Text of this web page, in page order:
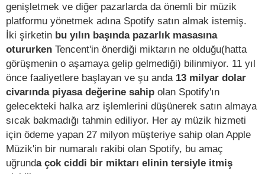
genişletmek ve diğer pazarlarda da önemli bir müzik
platformu yönetmek adına Spotify satın almak istemiş.
İki şirketin bu yılın başında pazarlık masasına
otururken Tencent'in önerdiği miktarın ne olduğu(hatta
görüşmenin o aşamaya gelip gelmediği) bilinmiyor. 11 yıl
önce faaliyetlere başlayan ve şu anda 13 milyar dolar
civarında piyasa değerine sahip olan Spotify'ın
gelecekteki halka arz işlemlerini düşünerek satın almaya
sıcak bakmadığı tahmin ediliyor. Her ay müzik hizmeti
için ödeme yapan 27 milyon müşteriye sahip olan Apple
Müzik'in bir numaralı rakibi olan Spotify, bu amaç
uğrunda çok ciddi bir miktarı elinin tersiyle itmiş